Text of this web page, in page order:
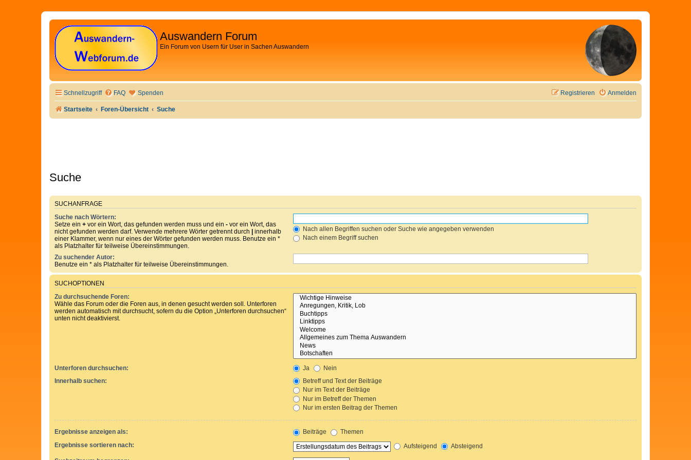
Auswandern Forum
Ein Forum von Usern für User in Sachen Auswandern
Schnellzugriff FAQ Spenden Anmelden
Registrieren
Startseite Foren-Übersicht Suche
Suche
SUCHANFRAGE
Suche nach Wörtern:
Setze ein + vor ein Wort, das gefunden werden muss und ein - vor ein Wort, das
nicht gefunden werden darf. Verwende mehrere Wörter getrennt durch
innerhalb
einer Klammer, wenn nur eines der Wörter gefunden werden muss. Benutze ein *
als Platzhalter für teilweise Übereinstimmungen.
Nach allen Begriffen suchen oder Suche wie angegeben verwenden
Nach einem Begriff suchen
Zu suchender Autor:
Benutze ein * als Platzhalter für teilweise Übereinstimmungen.
SUCHOPTIONEN
Zu durchsuchende Foren:
Wähle das Forum oder die Foren aus, in denen gesucht werden soll. Unterforen
werden automatisch mit durchsucht, sofern du die Option „Unterforen durchsuchen“
unten nicht deaktivierst.
Unterforen durchsuchen: Ja
Nein
Innerhalb suchen:
Betreff und Text der Beiträge
Nur im Text der Beiträge
Nur im Betreff der Themen
Nur im ersten Beitrag der Themen
Ergebnisse anzeigen als: Beiträge
Themen
Ergebnisse sortieren nach:
Aufsteigend Absteigend